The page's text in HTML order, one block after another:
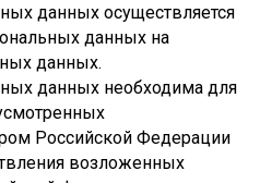
данных осуществляется
данных на
данных.
данных необходима для
Российской Федерации
возложенных